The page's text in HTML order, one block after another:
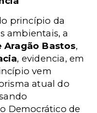
princípio da
ambientais, a
Aragão Bastos,
, evidencia, em
vem
atual do
Democrático de